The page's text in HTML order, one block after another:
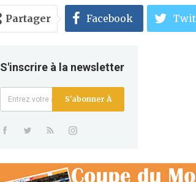
Partager Facebook
S'inscrire à la newsletter
S'abonner À